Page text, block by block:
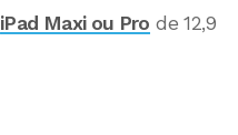
iPad Maxi ou Pro de 12,9